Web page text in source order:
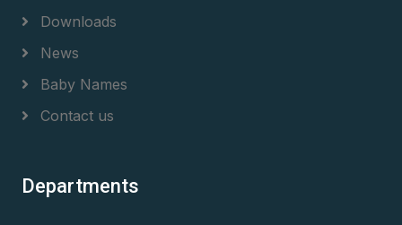
Downloads
News
Baby Names
Contact us
Departments